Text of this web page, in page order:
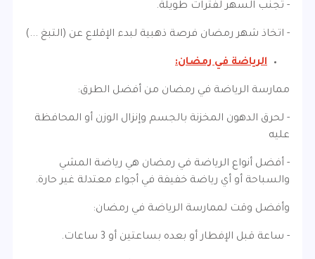
- تجنب السهر لفترات طويلة.
- اتخاذ شهر رمضان فرصة ذهبية لبدء الإقلاع عن (التبغ ...)
الرياضة في رمضان:
ممارسة الرياضة في رمضان من أفضل الطرق:
- لحرق الدهون المخزنة بالجسم وإنزال الوزن أو المحافظة
عليه
- أفضل أنواع الرياضة في رمضان هي رياضة المشي
والسباحة أو أي رياضة خفيفة في أجواء معتدلة غير حارة.
وأفضل وقت لممارسة الرياضة في رمضان:
- ساعة قبل الإفطار أو بعده بساعتين أو 3 ساعات.